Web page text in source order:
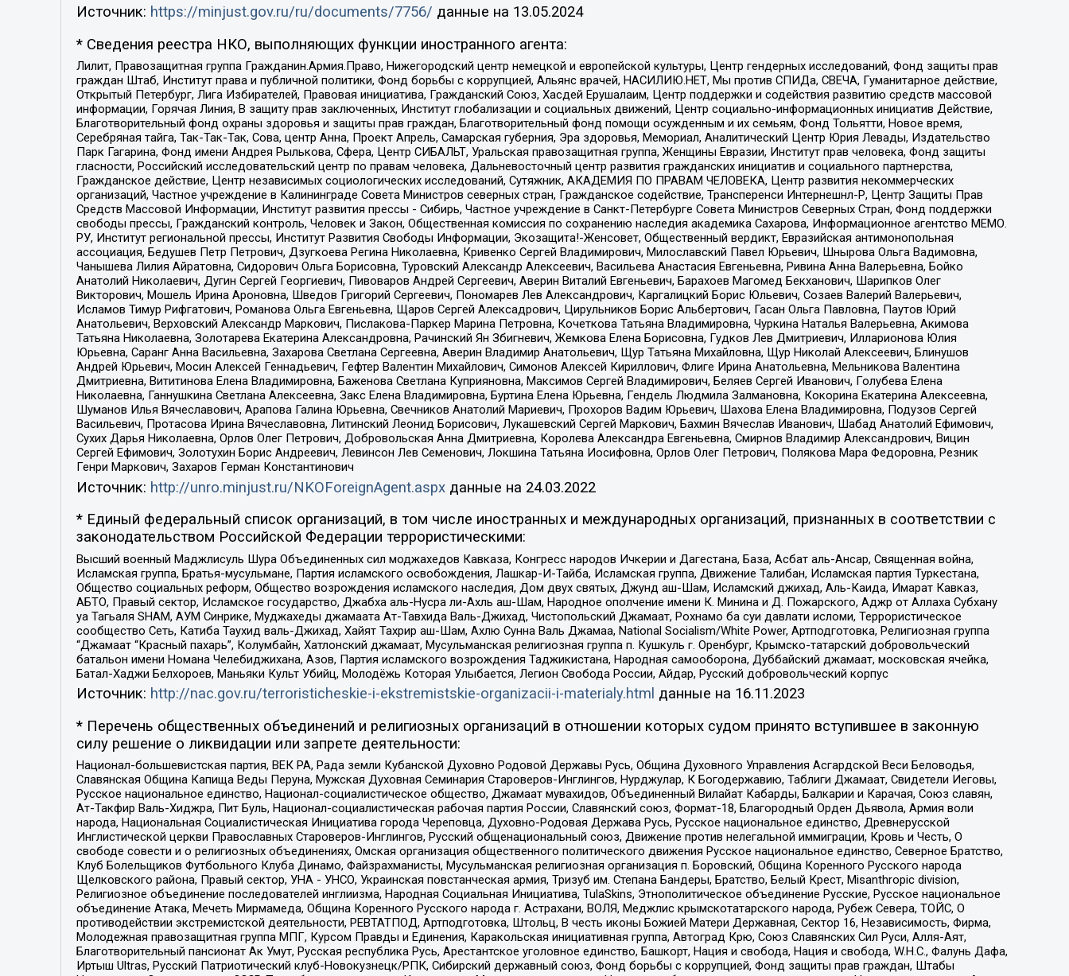
Источник: https://minjust.gov.ru/ru/documents/7756/ данные на 13.05.2024
* Сведения реестра НКО, выполняющих функции иностранного агента:
Лилит, Правозащитная группа Гражданин.Армия.Право, Нижегородский центр немецкой и европейской культуры, Центр гендерных исследований, Фонд защиты прав
граждан Штаб, Институт права и публичной политики, Фонд борьбы с коррупцией, Альянс врачей, НАСИЛИЮ.НЕТ, Мы против СПИДа, СВЕЧА, Гуманитарное действие,
Открытый Петербург, Лига Избирателей, Правовая инициатива, Гражданский Союз, Хасдей Ерушалаим, Центр поддержки и содействия развитию средств массовой
информации, Горячая Линия, В защиту прав заключенных, Институт глобализации и социальных движений, Центр социально-информационных инициатив Действие,
Благотворительный фонд охраны здоровья и защиты прав граждан, Благотворительный фонд помощи осужденным и их семьям, Фонд Тольятти, Новое время,
Серебряная тайга, Так-Так-Так, Сова, центр Анна, Проект Апрель, Самарская губерния, Эра здоровья, Мемориал, Аналитический Центр Юрия Левады, Издательство
Парк Гагарина, Фонд имени Андрея Рылькова, Сфера, Центр СИБАЛЬТ, Уральская правозащитная группа, Женщины Евразии, Институт прав человека, Фонд защиты
гласности, Российский исследовательский центр по правам человека, Дальневосточный центр развития гражданских инициатив и социального партнерства,
Гражданское действие, Центр независимых социологических исследований, Сутяжник, АКАДЕМИЯ ПО ПРАВАМ ЧЕЛОВЕКА, Центр развития некоммерческих
организаций, Частное учреждение в Калининграде Совета Министров северных стран, Гражданское содействие, Трансперенси Интернешнл-Р, Центр Защиты Прав
Средств Массовой Информации, Институт развития прессы - Сибирь, Частное учреждение в Санкт-Петербурге Совета Министров Северных Стран, Фонд поддержки
свободы прессы, Гражданский контроль, Человек и Закон, Общественная комиссия по сохранению наследия академика Сахарова, Информационное агентство МЕМО.
РУ, Институт региональной прессы, Институт Развития Свободы Информации, Экозащита!-Женсовет, Общественный вердикт, Евразийская антимонопольная
ассоциация, Бедушев Петр Петрович, Дзугкоева Регина Николаевна, Кривенко Сергей Владимирович, Милославский Павел Юрьевич, Шнырова Ольга Вадимовна,
Чанышева Лилия Айратовна, Сидорович Ольга Борисовна, Туровский Александр Алексеевич, Васильева Анастасия Евгеньевна, Ривина Анна Валерьевна, Бойко
Анатолий Николаевич, Дугин Сергей Георгиевич, Пивоваров Андрей Сергеевич, Аверин Виталий Евгеньевич, Барахоев Магомед Бекханович, Шарипков Олег
Викторович, Мошель Ирина Ароновна, Шведов Григорий Сергеевич, Пономарев Лев Александрович, Каргалицкий Борис Юльевич, Созаев Валерий Валерьевич,
Исламов Тимур Рифгатович, Романова Ольга Евгеньевна, Щаров Сергей Алексадрович, Цирульников Борис Альбертович, Гасан Ольга Павловна, Паутов Юрий
Анатольевич, Верховский Александр Маркович, Пислакова-Паркер Марина Петровна, Кочеткова Татьяна Владимировна, Чуркина Наталья Валерьевна, Акимова
Татьяна Николаевна, Золотарева Екатерина Александровна, Рачинский Ян Збигневич, Жемкова Елена Борисовна, Гудков Лев Дмитриевич, Илларионова Юлия
Юрьевна, Саранг Анна Васильевна, Захарова Светлана Сергеевна, Аверин Владимир Анатольевич, Щур Татьяна Михайловна, Щур Николай Алексеевич, Блинушов
Андрей Юрьевич, Мосин Алексей Геннадьевич, Гефтер Валентин Михайлович, Симонов Алексей Кириллович, Флиге Ирина Анатольевна, Мельникова Валентина
Дмитриевна, Вититинова Елена Владимировна, Баженова Светлана Куприяновна, Максимов Сергей Владимирович, Беляев Сергей Иванович, Голубева Елена
Николаевна, Ганнушкина Светлана Алексеевна, Закс Елена Владимировна, Буртина Елена Юрьевна, Гендель Людмила Залмановна, Кокорина Екатерина Алексеевна,
Шуманов Илья Вячеславович, Арапова Галина Юрьевна, Свечников Анатолий Мариевич, Прохоров Вадим Юрьевич, Шахова Елена Владимировна, Подузов Сергей
Васильевич, Протасова Ирина Вячеславовна, Литинский Леонид Борисович, Лукашевский Сергей Маркович, Бахмин Вячеслав Иванович, Шабад Анатолий Ефимович,
Сухих Дарья Николаевна, Орлов Олег Петрович, Добровольская Анна Дмитриевна, Королева Александра Евгеньевна, Смирнов Владимир Александрович, Вицин
Сергей Ефимович, Золотухин Борис Андреевич, Левинсон Лев Семенович, Локшина Татьяна Иосифовна, Орлов Олег Петрович, Полякова Мара Федоровна, Резник
Генри Маркович, Захаров Герман Константинович
Источник: http://unro.minjust.ru/NKOForeignAgent.aspxданные на 24.03.2022
* Единый федеральный список организаций, в том числе иностранных и международных организаций, признанных в соответствии с
законодательством Российской Федерации террористическими:
Высший военный Маджлисуль Шура Объединенных сил моджахедов Кавказа, Конгресс народов Ичкерии и Дагестана, База, Асбат аль-Ансар, Священная война,
Исламская группа, Братья-мусульмане, Партия исламского освобождения, Лашкар-И-Тайба, Исламская группа, Движение Талибан, Исламская партия Туркестана,
Общество социальных реформ, Общество возрождения исламского наследия, Дом двух святых, Джунд аш-Шам, Исламский джихад, Аль-Каида, Имарат Кавказ,
АБТО, Правый сектор, Исламское государство, Джабха аль-Нусра ли-Ахль аш-Шам, Народное ополчение имени К. Минина и Д. Пожарского, Аджр от Аллаха Субхану
уа Тагьаля SHAM, АУМ Синрике, Муджахеды джамаата Ат-Тавхида Валь-Джихад, Чистопольский Джамаат, Рохнамо ба суи давлати исломи, Террористическое
сообщество Сеть, Катиба Таухид валь-Джихад, Хайят Тахрир аш-Шам, Ахлю Сунна Валь Джамаа, National Socialism/White Power, Артподготовка, Религиозная группа
“Джамаат “Красный пахарь”, Колумбайн, Хатлонский джамаат, Мусульманская религиозная группа п. Кушкуль г. Оренбург, Крымско-татарский добровольческий
батальон имени Номана Челебиджихана, Азов, Партия исламского возрождения Таджикистана, Народная самооборона, Дуббайский джамаат, московская ячейка,
Батал-Хаджи Белхороев, Маньяки Культ Убийц, Молодёжь Которая Улыбается, Легион Свобода России, Айдар, Русский добровольческий корпус
Источник: http://nac.gov.ru/terroristicheskie-i-ekstremistskie-organizacii-i-materialy.html данные на 16.11.2023
* Перечень общественных объединений и религиозных организаций в отношении которых судом принято вступившее в законную
силу решение о ликвидации или запрете деятельности:
Национал-большевистская партия, ВЕК РА, Рада земли Кубанской Духовно Родовой Державы Русь, Община Духовного Управления Асгардской Веси Беловодья,
Славянская Община Капища Веды Перуна, Мужская Духовная Семинария Староверов-Инглингов, Нурджулар, К Богодержавию, Таблиги Джамаат, Свидетели Иеговы,
Русское национальное единство, Национал-социалистическое общество, Джамаат мувахидов, Объединенный Вилайат Кабарды, Балкарии и Карачая, Союз славян,
Ат-Такфир Валь-Хиджра, Пит Буль, Национал-социалистическая рабочая партия России, Славянский союз, Формат-18, Благородный Орден Дьявола, Армия воли
народа, Национальная Социалистическая Инициатива города Череповца, Духовно-Родовая Держава Русь, Русское национальное единство, Древнерусской
Инглистической церкви Православных Староверов-Инглингов, Русский общенациональный союз, Движение против нелегальной иммиграции, Кровь и Честь, О
свободе совести и о религиозных объединениях, Омская организация общественного политического движения Русское национальное единство, Северное Братство,
Клуб Болельщиков Футбольного Клуба Динамо, Файзрахманисты, Мусульманская религиозная организация п. Боровский, Община Коренного Русского народа
Щелковского района, Правый сектор, УНА - УНСО, Украинская повстанческая армия, Тризуб им. Степана Бандеры, Братство, Белый Крест, Misanthropic division,
Религиозное объединение последователей инглиизма, Народная Социальная Инициатива, TulaSkins, Этнополитическое объединение Русские, Русское национальное
объединение Атака, Мечеть Мирмамеда, Община Коренного Русского народа г. Астрахани, ВОЛЯ, Меджлис крымскотатарского народа, Рубеж Севера, ТОЙС, О
противодействии экстремистской деятельности, РЕВТАТПОД, Артподготовка, Штольц, В честь иконы Божией Матери Державная, Сектор 16, Независимость, Фирма,
Молодежная правозащитная группа МПГ, Курсом Правды и Единения, Каракольская инициативная группа, Автоград Крю, Союз Славянских Сил Руси, Алля-Аят,
Благотворительный пансионат Ак Умут, Русская республика Русь, Арестантское уголовное единство, Башкорт, Нация и свобода, Нация и свобода, W.H.С., Фалунь Дафа,
Иртыш Ultras, Русский Патриотический клуб-Новокузнецк/РПК, Сибирский державный союз, Фонд борьбы с коррупцией, Фонд защиты прав граждан, Штабы